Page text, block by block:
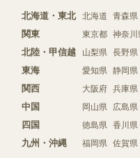
北海道・東北 北海道 青森県
関東 東京都 神奈川
北陸・甲信越 山梨県 長野県
東海 愛知県 静岡県
関西 大阪府 兵庫県
中国 岡山県 広島県
四国 徳島県 香川県
九州・沖縄 福岡県 佐賀県